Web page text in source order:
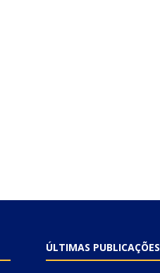
ÚLTIMAS PUBLICAÇÕES